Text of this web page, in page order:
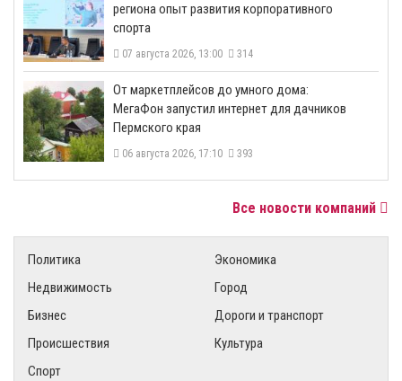
региона опыт развития корпоративного
спорта
07 августа 2026, 13:00 314
От маркетплейсов до умного дома:
МегаФон запустил интернет для дачников
Пермского края
06 августа 2026, 17:10 393
Все новости компаний
Политика
Экономика
Недвижимость
Город
Бизнес
Дороги и транспорт
Происшествия
Культура
Спорт